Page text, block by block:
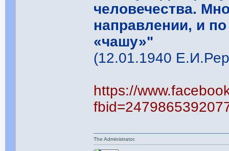
человечества.
направлении, и
«чашу»"
(12.01.1940
https://
The Administrator.